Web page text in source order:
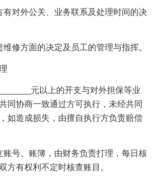
有对外公关、业务联系及处理时间的决
维修方面的决定及员工的管理与指挥。
元以上的开支与对外担保等业
同协商一致通过方可执行，未经共同
如造成损失，由擅自执行方负责赔偿
账号、账簿，由财务负责打理，每日核
方有权利不定时核查账目。